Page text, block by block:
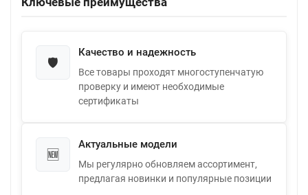
🛡️
Качество и надежность
Все товары проходят многоступенчатую
проверку и имеют необходимые
сертификаты
🆕
Актуальные модели
Мы регулярно обновляем ассортимент,
предлагая новинки и популярные позиции